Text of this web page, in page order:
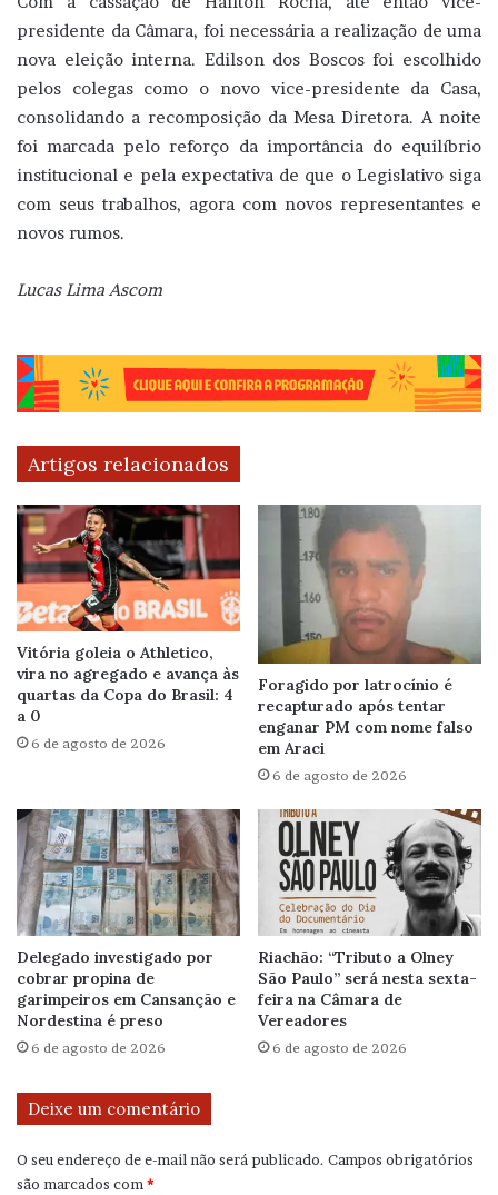
presidente da Câmara, foi necessária a realização de uma
nova eleição interna. Edilson dos Boscos foi escolhido
pelos colegas como o novo vice-presidente da Casa,
consolidando a recomposição da Mesa Diretora. A noite
foi marcada pelo reforço da importância do equilíbrio
institucional e pela expectativa de que o Legislativo siga
com seus trabalhos, agora com novos representantes e
novos rumos.
Lucas Lima Ascom
Artigos relacionados
Vitória goleia o Athletico,
vira no agregado e avança às
quartas da Copa do Brasil: 4
a 0
6 de agosto de 2026
Foragido por latrocínio é
recapturado após tentar
enganar PM com nome falso
em Araci
6 de agosto de 2026
Delegado investigado por
cobrar propina de
garimpeiros em Cansanção e
Nordestina é preso
6 de agosto de 2026
Riachão: “Tributo a Olney
São Paulo” será nesta sexta-
feira na Câmara de
Vereadores
6 de agosto de 2026
Deixe um comentário
O seu endereço de e-mail não será publicado. Campos obrigatórios
são marcados com *